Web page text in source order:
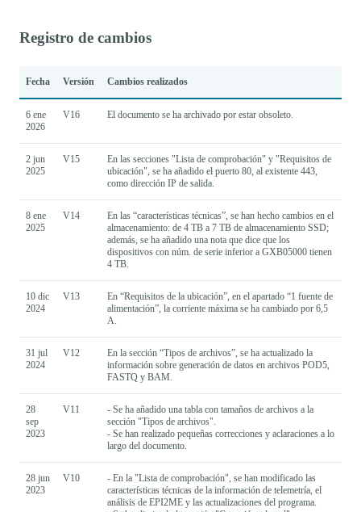
Registro de cambios
Fecha Versión Cambios realizados
6 ene
2026
V16 El documento se ha archivado por estar obsoleto.
2 jun
2025
V15
En las secciones "Lista de comprobación" y "Requisitos de
ubicación", se ha añadido el puerto 80, al existente 443,
como dirección IP de salida.
8 ene
2025
V14
En las “características técnicas”, se han hecho cambios en el
almacenamiento: de 4 TB a 7 TB de almacenamiento SSD;
además, se ha añadido una nota que dice que los
dispositivos con núm. de serie inferior a GXB05000 tienen
4 TB.
10 dic
2024
V13
En “Requisitos de la ubicación”, en el apartado “1 fuente de
alimentación”, la corriente máxima se ha cambiado por 6,5
A.
31 jul
2024
V12
En la sección “Tipos de archivos”, se ha actualizado la
información sobre generación de datos en archivos POD5,
FASTQ y BAM.
28
sep
2023
V11
- Se ha añadido una tabla con tamaños de archivos a la
sección "Tipos de archivos".
- Se han realizado pequeñas correcciones y aclaraciones a lo
largo del documento.
28 jun
2023
V10
- En la "Lista de comprobación", se han modificado las
características técnicas de la información de telemetría, el
análisis de EPI2ME y las actualizaciones del programa.